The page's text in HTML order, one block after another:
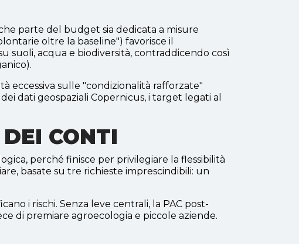
parte del budget sia dedicata a misure
oltre la baseline") favorisce il
suoli, acqua e biodiversità, contraddicendo così
eccessiva sulle "condizionalità rafforzate"
dati geospaziali Copernicus, i target legati al
CONTI
perché finisce per privilegiare la flessibilità
basate su tre richieste imprescindibili: un
i rischi. Senza leve centrali, la PAC post-
di premiare agroecologia e piccole aziende.